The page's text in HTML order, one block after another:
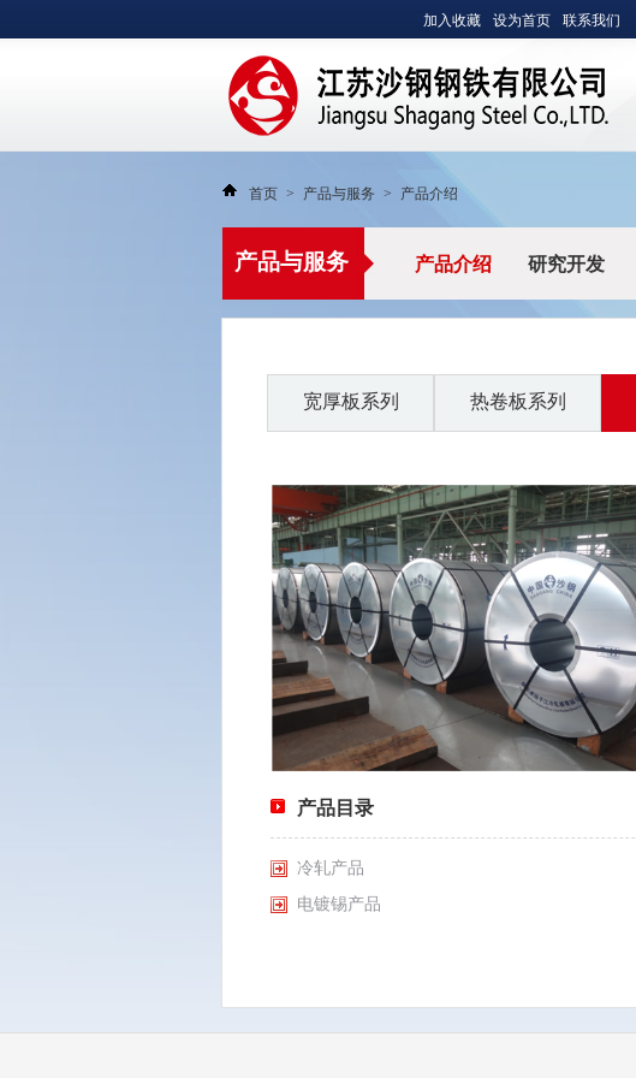
加入收藏 设为首页 联系我们
首页 > 产品与服务 > 产品介绍
产品与服务 产品介绍 研究开发
宽厚板系列 热卷板系列
产品目录
冷轧产品
电镀锡产品